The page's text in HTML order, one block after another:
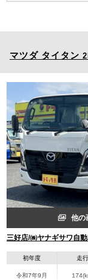
マツダ タイタン
他の
三好店/㈱ヤナギサワ自
初年度
令和7年9月
走行